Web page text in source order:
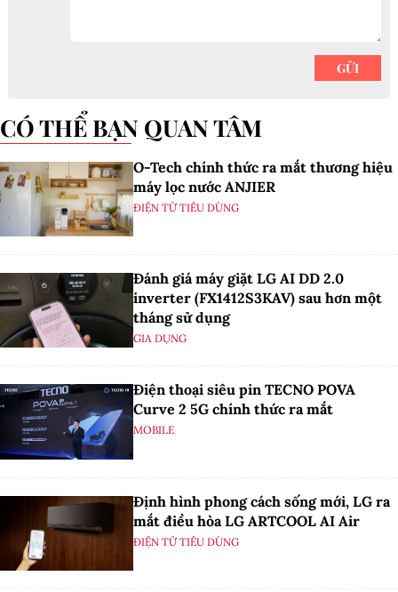
CÓ THỂ BẠN QUAN TÂM
O-Tech chính thức ra mắt thương hiệu
máy lọc nước ANJIER
ĐIỆN TỬ TIÊU DÙNG
Đánh giá máy giặt LG AI DD 2.0
inverter (FX1412S3KAV) sau hơn một
tháng sử dụng
GIA DỤNG
Điện thoại siêu pin TECNO POVA
Curve 2 5G chính thức ra mắt
MOBILE
Định hình phong cách sống mới, LG ra
mắt điều hòa LG ARTCOOL AI Air
ĐIỆN TỬ TIÊU DÙNG